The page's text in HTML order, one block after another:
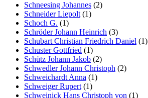
Schneesing Johannes (2)
Schneider Liepolt (1)
Schoch G. (1)
Schröder Johann Heinrich (3)
Schubart Christian Friedrich Daniel (1)
Schuster Gottfried (1)
Schütz Johann Jakob (2)
Schwedler Johann Christoph (2)
Schweichardt Anna (1)
Schweiger Rupert (1)
Schweinick Hans Christoph von (1)